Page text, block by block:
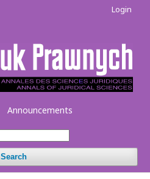
Announcements
Search
Login